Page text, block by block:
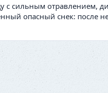
с сильным отравлением,
опасный снек: после